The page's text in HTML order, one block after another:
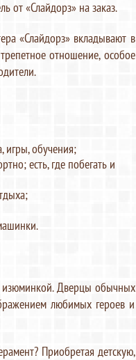
от «Слайдорз» на заказ.
«Слайдорз» вкладывают в
отношение, особое
игры, обучения;
есть, где побегать и
изюминкой. Дверцы обычных
любимых героев и
Приобретая детскую,